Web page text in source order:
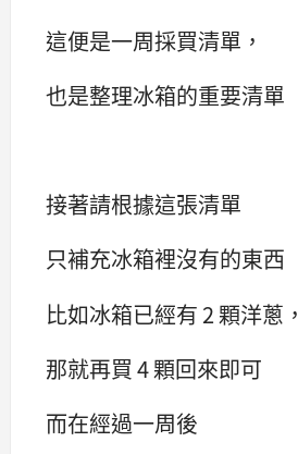
這便是一周採買清單，
也是整理冰箱的重要清單
接著請根據這張清單
只補充冰箱裡沒有的東西
比如冰箱已經有 2 顆洋蔥，
那就再買 4 顆回來即可
而在經過一周後